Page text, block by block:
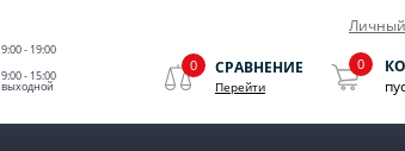
9:00 - 19:00
9:00 - 15:00
выходной
0 СРАВНЕНИЕ
Перейти
0